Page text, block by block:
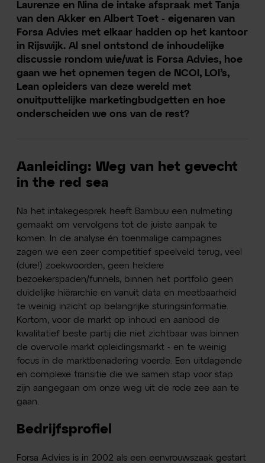
Laurenze en Nina de intake afspraak met Tanja
van den Akker en Albert Toet - eigenaren van
Forsa Advies met elkaar hadden op het kantoor
in Rijswijk. Al snel ontstond de inhoudelijke
discussie rondom wie/wat is Forsa Advies, hoe
gaan we het opnemen tegen de NCOI, LOI’s,
Lean opleiders van deze wereld met
onuitputtelijke marketingbudgetten en hoe
onderscheiden we ons van de rest?
Aanleiding: Weg van het gevecht
in the red sea
Na het intakegesprek heeft Bambuu een nulmeting
gemaakt om vervolgens tot de juiste aanpak te
komen. In de analyse én toenmalige campagnes
zagen we een zeer competitief speelveld terug, veel
(dure!) zoekwoorden, geen heldere
bezoekerspaden/funnels, binnen het portfolio geen
duidelijke hiërarchie en vanuit data en meetbaarheid
te weinig inzicht op belangrijke sturingsinformatie.
Kortom, voor de markt op inhoud en aanbod de
kwalitatief beste partij die niet zichtbaar was binnen
de overvolle markt opleidingsmarkt - en te weinig
focus in de marktbenadering voerde. Een uitdagende
en complexe transitie die we samen stap voor stap
zijn aangegaan om onze weg uit de rode zee aan te
gaan.
Bedrijfsprofiel
Forsa Advies is in 2002 als een eenvrouwszaak gestart